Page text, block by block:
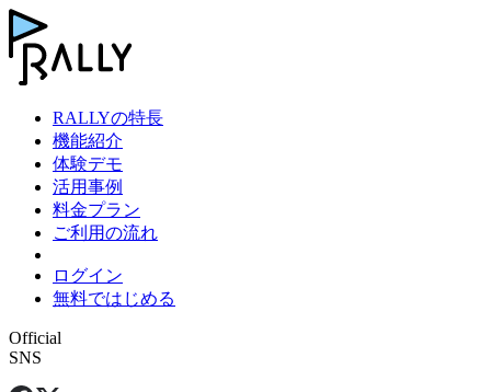
RALLYの特長
機能紹介
体験デモ
活用事例
料金プラン
ご利用の流れ
ログイン
無料ではじめる
Official
SNS